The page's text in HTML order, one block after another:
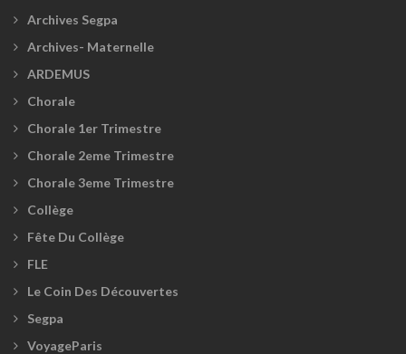
Archives Segpa
Archives- Maternelle
ARDEMUS
Chorale
Chorale 1er Trimestre
Chorale 2eme Trimestre
Chorale 3eme Trimestre
Collège
Fête Du Collège
FLE
Le Coin Des Découvertes
Segpa
VoyageParis